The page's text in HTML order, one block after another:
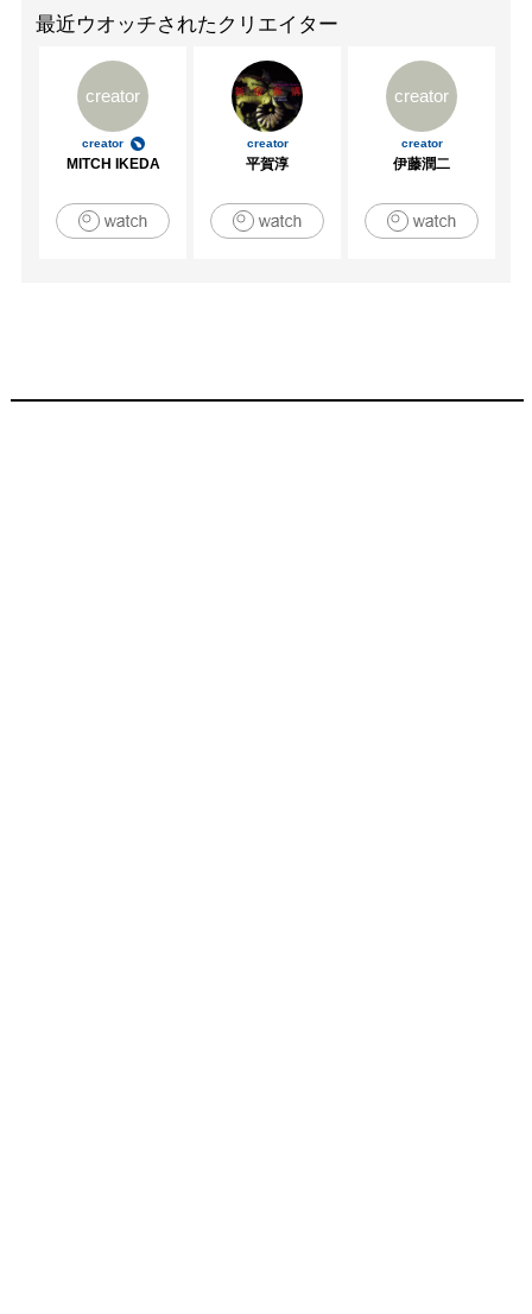
最近ウオッチされたクリエイター
creator
creator
MITCH IKEDA
creator
平賀淳
creator
creator
伊藤潤二